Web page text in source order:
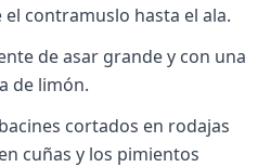
contramuslo hasta el ala.
de asar grande y con una
de limón.
cortados en rodajas
cuñas y los pimientos